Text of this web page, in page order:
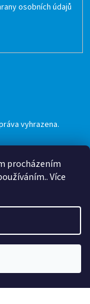
procházením
Více
osobních údajů
vyhrazena.